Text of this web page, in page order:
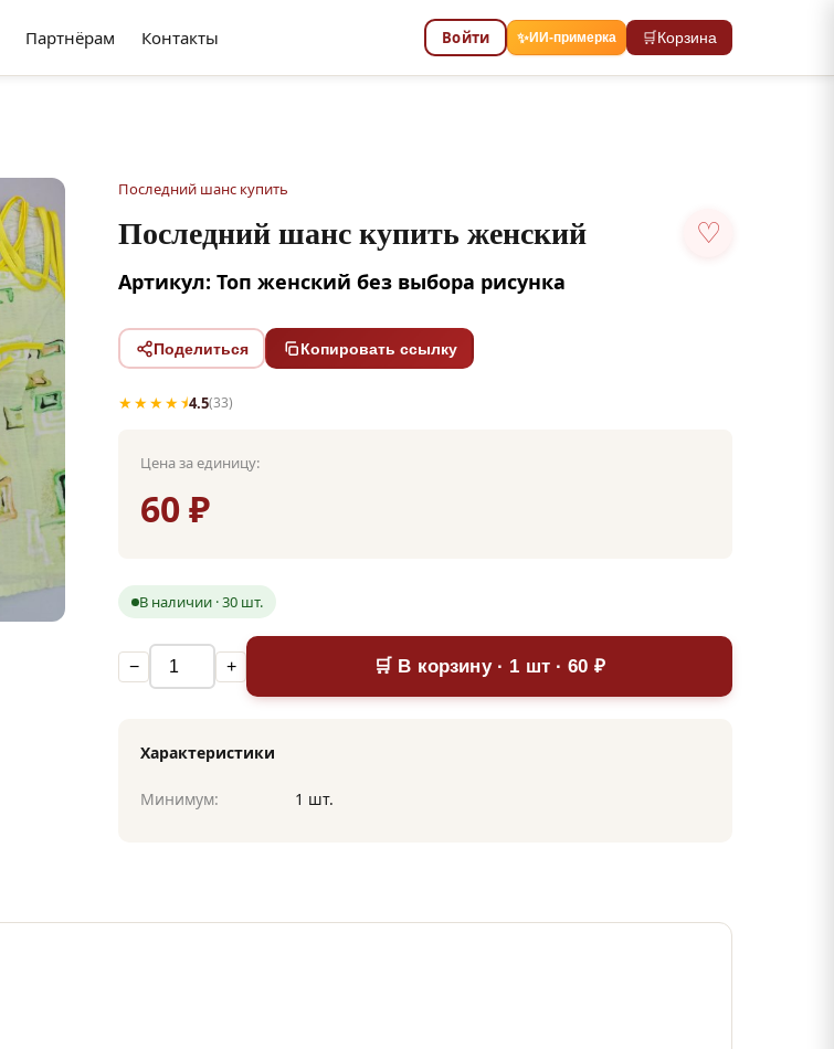
Партнёрам Контакты Войти ✨ИИ-примерка 🛒Корзина
Последний шанс купить
Последний шанс купить женский ♡
Артикул: Топ женский без выбора рисунка
Поделиться Копировать ссылку
★★★★⯨4.5(33)
Цена за единицу:
60 ₽
В наличии · 30 шт.
− + 🛒 В корзину · 1 шт · 60 ₽
Характеристики
Минимум: 1 шт.